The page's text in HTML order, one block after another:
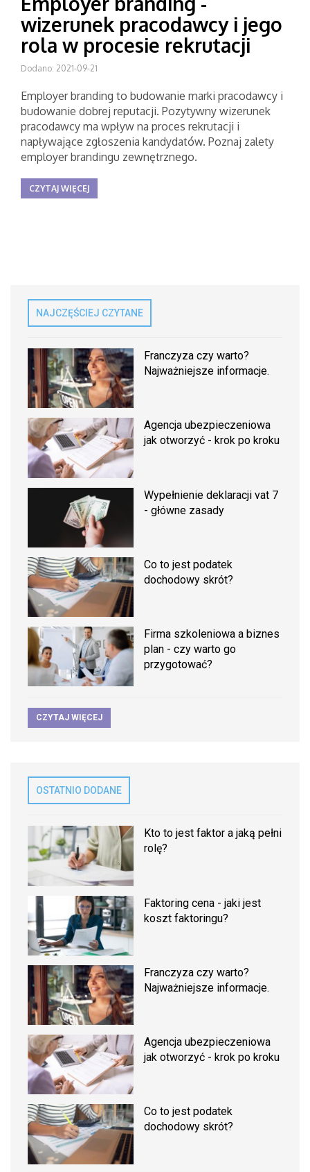
wizerunek pracodawcy i jego
rola w procesie rekrutacji
Dodano: 2021-09-21
Employer branding to budowanie marki pracodawcy i
budowanie dobrej reputacji. Pozytywny wizerunek
pracodawcy ma wpływ na proces rekrutacji i
napływające zgłoszenia kandydatów. Poznaj zalety
employer brandingu zewnętrznego.
CZYTAJ WIĘCEJ
NAJCZĘŚCIEJ CZYTANE
Franczyza czy warto?
Najważniejsze informacje.
Agencja ubezpieczeniowa
jak otworzyć - krok po kroku
Wypełnienie deklaracji vat 7
- główne zasady
Co to jest podatek
dochodowy skrót?
Firma szkoleniowa a biznes
plan - czy warto go
przygotować?
CZYTAJ WIĘCEJ
OSTATNIO DODANE
Kto to jest faktor a jaką pełni
rolę?
Faktoring cena - jaki jest
koszt faktoringu?
Franczyza czy warto?
Najważniejsze informacje.
Agencja ubezpieczeniowa
jak otworzyć - krok po kroku
Co to jest podatek
dochodowy skrót?